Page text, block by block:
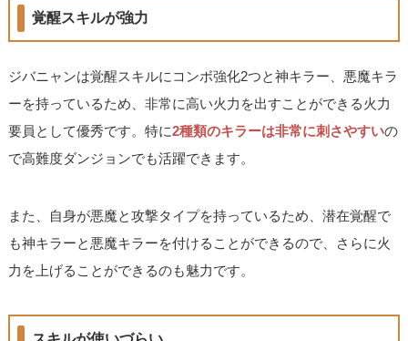
覚醒スキルが強力
ジバニャンは覚醒スキルにコンボ強化2つと神キラー、悪魔キラ
ーを持っているため、非常に高い火力を出すことができる火力
要員として優秀です。特に2種類のキラーは非常に刺さやすいの
で高難度ダンジョンでも活躍できます。
また、自身が悪魔と攻撃タイプを持っているため、潜在覚醒で
も神キラーと悪魔キラーを付けることができるので、さらに火
力を上げることができるのも魅力です。